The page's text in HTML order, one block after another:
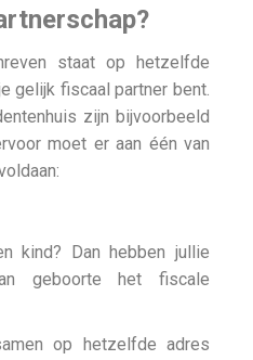
staat op hetzelfde
gelijk fiscaal partner bent.
zijn bijvoorbeeld
moet er aan één van
kind? Dan hebben jullie
geboorte het fiscale
op hetzelfde adres